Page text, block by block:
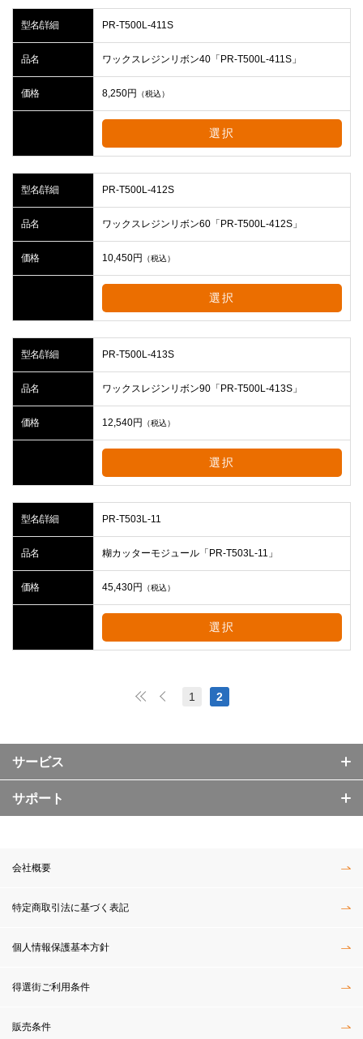
型名/詳細 PR-T500L-411S
品名 ワックスレジンリボン40「PR-T500L-411S」
価格 8,250円 （税込）
選択
型名/詳細 PR-T500L-412S
品名 ワックスレジンリボン60「PR-T500L-412S」
価格 10,450円 （税込）
選択
型名/詳細 PR-T500L-413S
品名 ワックスレジンリボン90「PR-T500L-413S」
価格 12,540円 （税込）
選択
型名/詳細 PR-T503L-11
品名 糊カッターモジュール「PR-T503L-11」
価格 45,430円 （税込）
選択
1 2
サービス
サポート
会社概要
特定商取引法に基づく表記
個人情報保護基本方針
得選街ご利用条件
販売条件